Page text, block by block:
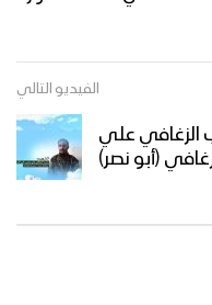
الفيديو التالي
الزغافي علي
(أبو نصر)